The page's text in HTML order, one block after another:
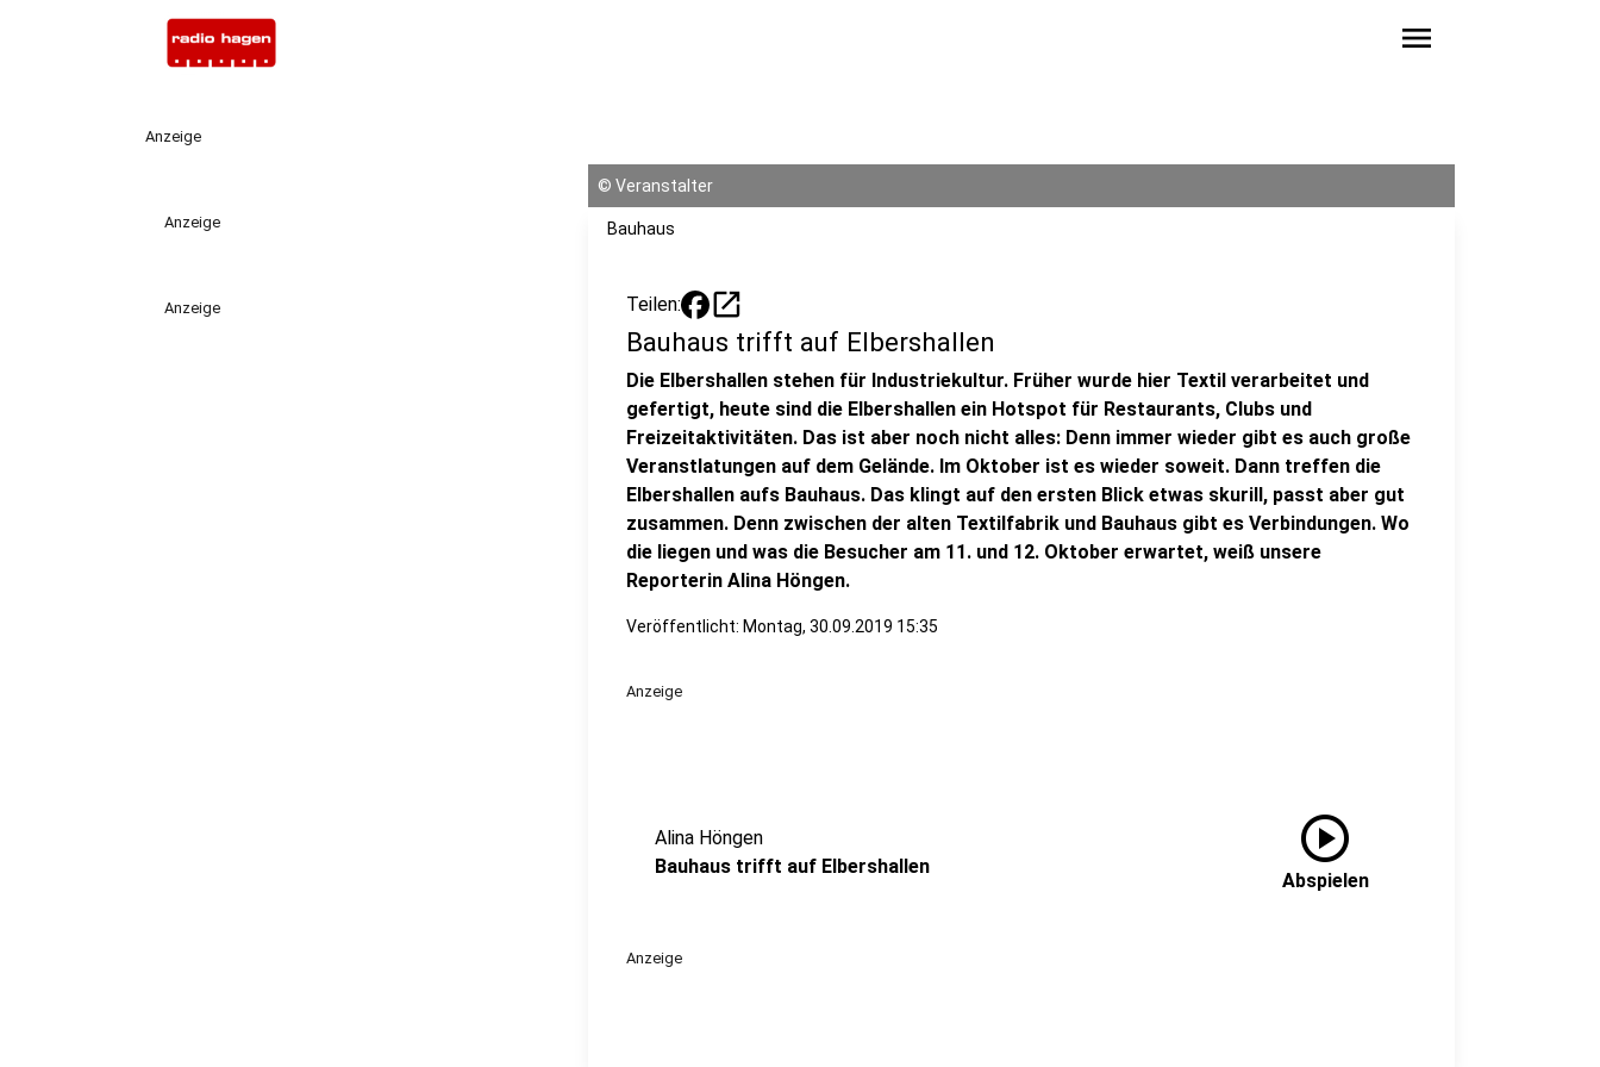
menu
Anzeige
Anzeige
Anzeige
© Veranstalter
Bauhaus
Teilen: open_in_new
Bauhaus trifft auf Elbershallen
Die Elbershallen stehen für Industriekultur. Früher wurde hier Textil verarbeitet und
gefertigt, heute sind die Elbershallen ein Hotspot für Restaurants, Clubs und
Freizeitaktivitäten. Das ist aber noch nicht alles: Denn immer wieder gibt es auch große
Veranstlatungen auf dem Gelände. Im Oktober ist es wieder soweit. Dann treffen die
Elbershallen aufs Bauhaus. Das klingt auf den ersten Blick etwas skurill, passt aber gut
zusammen. Denn zwischen der alten Textilfabrik und Bauhaus gibt es Verbindungen. Wo
die liegen und was die Besucher am 11. und 12. Oktober erwartet, weiß unsere
Reporterin Alina Höngen.
Veröffentlicht: Montag, 30.09.2019 15:35
Anzeige
Alina Höngen
Bauhaus trifft auf Elbershallen
play_circle
Abspielen
Anzeige